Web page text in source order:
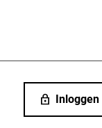
lock Inloggen